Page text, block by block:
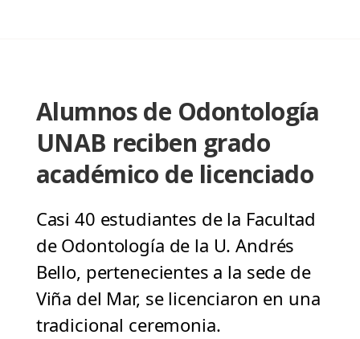
Alumnos de Odontología
UNAB reciben grado
académico de licenciado
Casi 40 estudiantes de la Facultad
de Odontología de la U. Andrés
Bello, pertenecientes a la sede de
Viña del Mar, se licenciaron en una
tradicional ceremonia.